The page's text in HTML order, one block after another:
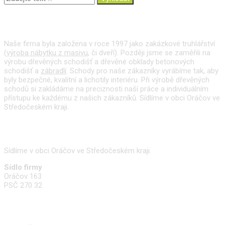
Naše firma byla založena v roce 1997 jako zakázkové truhlářství
(výroba nábytku z masivu, či dveří). Později jsme se zaměřili na
výrobu dřevěných schodišť a dřevěné obklady betonových
schodišť a zábradlí. Schody pro naše zákazníky vyrábíme tak, aby
byly bezpečné, kvalitní a lichotily interiéru. Při výrobě dřevěných
schodů si zakládáme na preciznosti naší práce a individuálním
přístupu ke každému z našich zákazníků. Sídlíme v obci Oráčov ve
Středočeském kraji.
Sídlíme v obci Oráčov ve Středočeském kraji.
Sídlo firmy
Oráčov 163
PSČ 270 32